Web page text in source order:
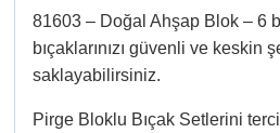
81603 – Doğal Ahşap Blok – 6
bıçaklarınızı güvenli ve keskin
saklayabilirsiniz.
Pirge Bloklu Bıçak Setlerini